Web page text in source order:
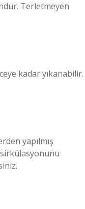
Terletmeyen
kadar yıkanabilir.
yapılmış